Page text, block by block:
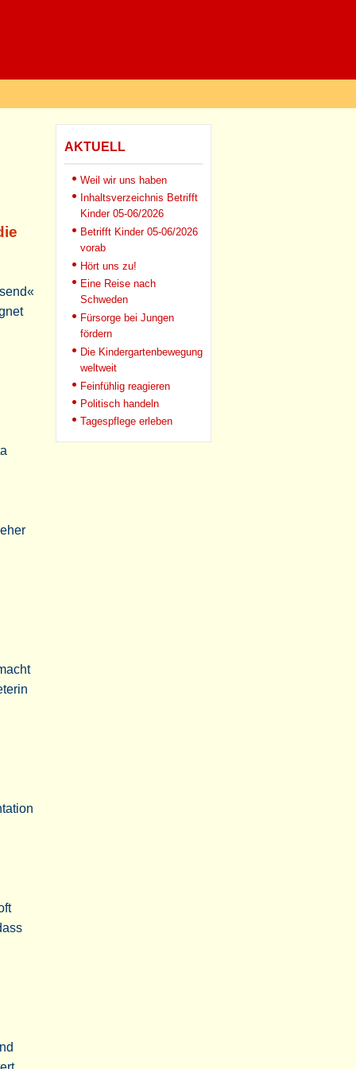
AKTUELL
Weil wir uns haben
Inhaltsverzeichnis Betrifft
Kinder 05-06/2026
Betrifft Kinder 05-06/2026
vorab
Hört uns zu!
Eine Reise nach
Schweden
Fürsorge bei Jungen
fördern
Die Kindergartenbewegung
weltweit
Feinfühlig reagieren
Politisch handeln
Tagespflege erleben